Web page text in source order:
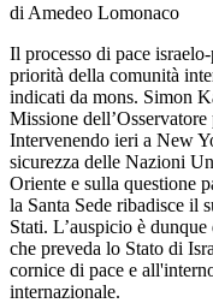
di Amedeo Lomonaco
Il processo di pace
priorità della comunità
indicati da mons. Simon
Missione dell’Osservatore
Intervenendo ieri a New
sicurezza delle Nazioni
Oriente e sulla questione
la Santa Sede ribadisce il
Stati. L’auspicio è
che preveda lo Stato di
cornice di pace e
internazionale.